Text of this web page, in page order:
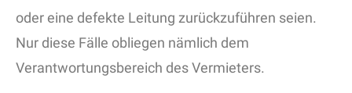
oder eine defekte Leitung zurückzuführen seien.
Nur diese Fälle obliegen nämlich dem
Verantwortungsbereich des Vermieters.